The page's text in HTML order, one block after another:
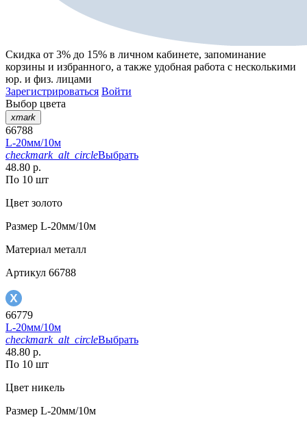
Скидка от 3% до 15% в личном кабинете, запоминание
корзины и избранного, а также удобная работа с несколькими
юр. и физ. лицами
Зарегистрироваться Войти
Выбор цвета
xmark
66788
L-20мм/10м
checkmark_alt_circleВыбрать
48.80 р.
По 10 шт
Цвет золото
Размер L-20мм/10м
Материал металл
Артикул 66788
66779
L-20мм/10м
checkmark_alt_circleВыбрать
48.80 р.
По 10 шт
Цвет никель
Размер L-20мм/10м